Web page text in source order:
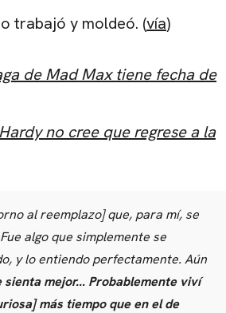
trabajó y moldeó. (vía)
de Mad Max tiene fecha de
no cree que regrese a la
al reemplazo] que, para mí, se
algo que simplemente se
y lo entiendo perfectamente. Aún
sienta mejor... Probablemente viví
más tiempo que en el de